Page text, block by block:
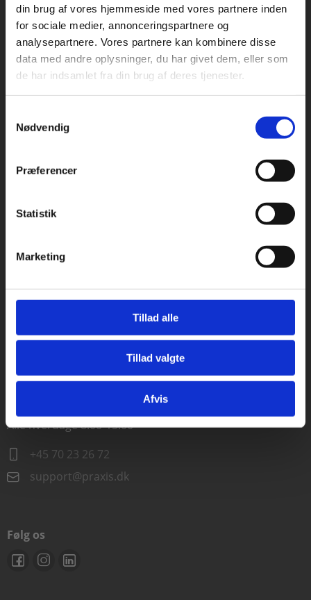
din brug af vores hjemmeside med vores partnere inden
for sociale medier, annonceringspartnere og
analysepartnere. Vores partnere kan kombinere disse
data med andre oplysninger, du har givet dem, eller som
de har indsamlet fra din brug af deres tjenester.
Nødvendig
Præferencer
Statistik
Marketing
Tillad alle
Tillad valgte
Afvis
Praxis Forlag A/S
CVR 41280921
København
1120 København K
Kochsgade 31D
Rødekro
Kontakt kundeservice
+45 70 23 85 87
Kontakt teknisk support
Alle hverdage 8.00-15.00
+45 70 23 26 72
support@praxis.dk
Følg os
For privatkunder og
studerende. Du får
vist priser inkl.
For institutioner og
virksomheder. Du
får vist priser ekskl.
Gå til praxisOnline